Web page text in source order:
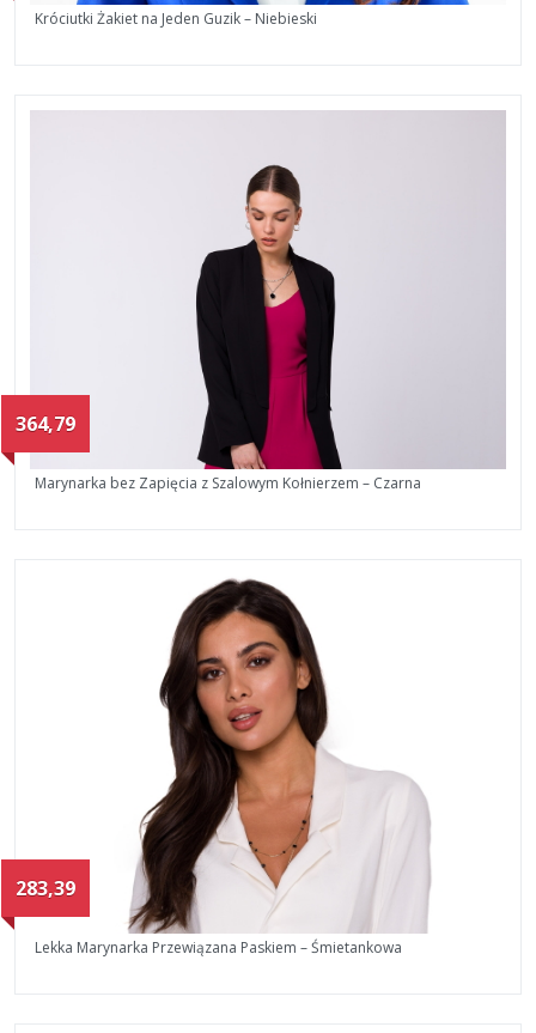
Króciutki Żakiet na Jeden Guzik – Niebieski
364,79
Marynarka bez Zapięcia z Szalowym Kołnierzem – Czarna
283,39
Lekka Marynarka Przewiązana Paskiem – Śmietankowa